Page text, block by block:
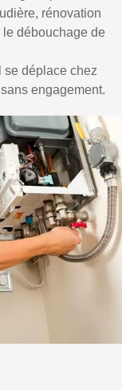
rénovation
débouchage de
se déplace chez
engagement.